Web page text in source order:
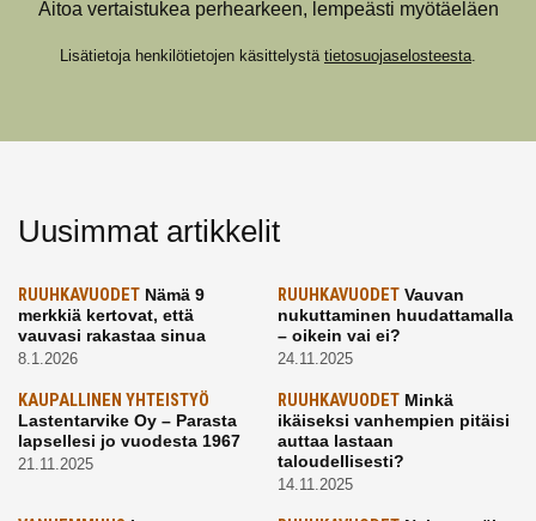
Aitoa vertaistukea perhearkeen, lempeästi myötäeläen
Lisätietoja henkilötietojen käsittelystä tietosuojaselosteesta.
Uusimmat artikkelit
RUUHKAVUODET Nämä 9
merkkiä kertovat, että
vauvasi rakastaa sinua
8.1.2026
RUUHKAVUODETVauvan
nukuttaminen huudattamalla
– oikein vai ei?
24.11.2025
KAUPALLINEN YHTEISTYÖ
Lastentarvike Oy – Parasta
lapsellesi jo vuodesta 1967
21.11.2025
RUUHKAVUODETMinkä
ikäiseksi vanhempien pitäisi
auttaa lastaan
taloudellisesti?
14.11.2025